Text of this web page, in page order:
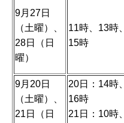
9月27日
（土曜）、
28日（日
曜）
11時、13時、
15時
9月20日
（土曜）、
21日（日
20日：14時、
16時
21日：10時、